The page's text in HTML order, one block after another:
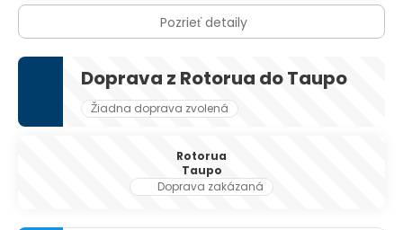
Pozrieť detaily
Doprava z Rotorua do Taupo
Žiadna doprava zvolená
Rotorua
Taupo
Doprava zakázaná